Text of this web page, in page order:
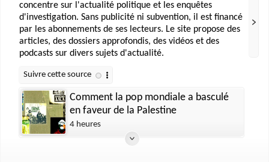
concentre sur l'actualité politique et les enquêtes
d'investigation. Sans publicité ni subvention, il est financé
par les abonnements de ses lecteurs. Le site propose des
articles, des dossiers approfondis, des vidéos et des
podcasts sur divers sujets d'actualité.
Comment la pop mondiale a basculé
en faveur de la Palestine
4 heures